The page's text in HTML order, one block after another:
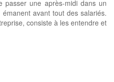
une après-midi dans un
avant tout des salariés.
consiste à les entendre et